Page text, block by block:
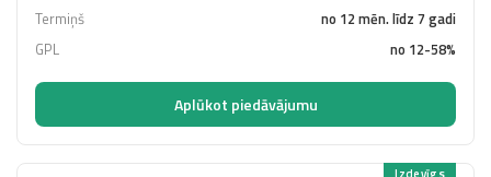
Termiņš
no 12 mēn. līdz 7 gadi
GPL
no 12-58%
Aplūkot piedāvājumu
Izdevīgs